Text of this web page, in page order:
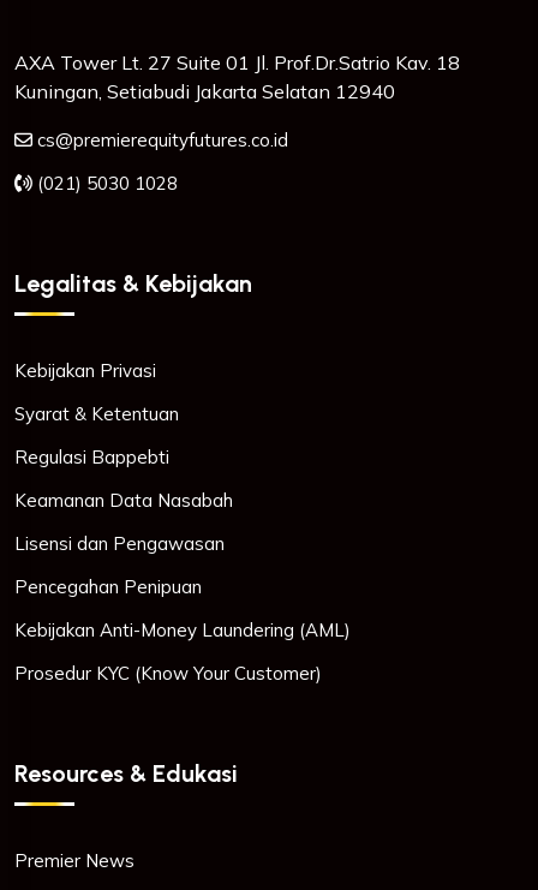
AXA Tower Lt. 27 Suite 01 Jl. Prof.Dr.Satrio Kav. 18
Kuningan, Setiabudi Jakarta Selatan 12940
cs@premierequityfutures.co.id
(021) 5030 1028
Legalitas & Kebijakan
Kebijakan Privasi
Syarat & Ketentuan
Regulasi Bappebti
Keamanan Data Nasabah
Lisensi dan Pengawasan
Pencegahan Penipuan
Kebijakan Anti-Money Laundering (AML)
Prosedur KYC (Know Your Customer)
Resources & Edukasi
Premier News